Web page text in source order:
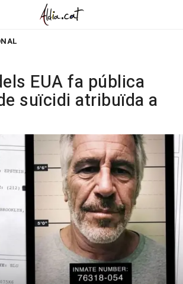
EUA fa pública
suïcidi atribuïda a